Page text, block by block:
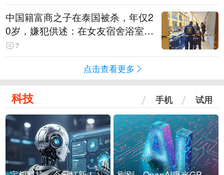
中国籍富商之子在泰国被杀，年仅2
0岁，嫌犯供述：在女友宿舍浴室发
现他，持刀询问身份时发生拉扯
7
点击查看更多
科技 手机 试用